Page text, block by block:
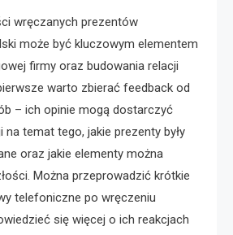
wręczanych prezentów
może być kluczowym elementem
firmy oraz budowania relacji
warto zbierać feedback od
– ich opinie mogą dostarczyć
temat tego, jakie prezenty były
oraz jakie elementy można
Można przeprowadzić krótkie
telefoniczne po wręczeniu
się więcej o ich reakcjach